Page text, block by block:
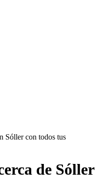
Sóller con todos tus
de Sóller